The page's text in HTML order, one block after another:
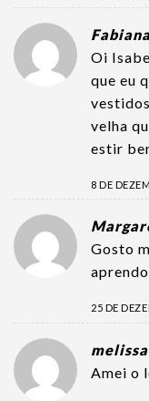
Oi
que eu
velha
estir
8 DE
Gosto
25 DE
Amei o